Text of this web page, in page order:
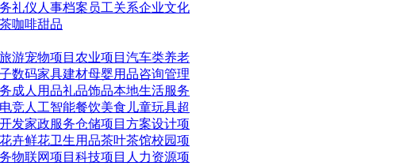
礼仪 人事档案 员工关系企业文化
咖啡甜品
游宠物项目 农业项目 汽车类养老
数码家具建材母婴用品咨询管理
成人用品礼品饰品本地生活服务
竞人工智能餐饮美食 儿童玩具超
发家政服务仓储项目 方案设计项
花卉鲜花卫生用品茶叶茶馆校园项
物联网项目 科技项目 人力资源项